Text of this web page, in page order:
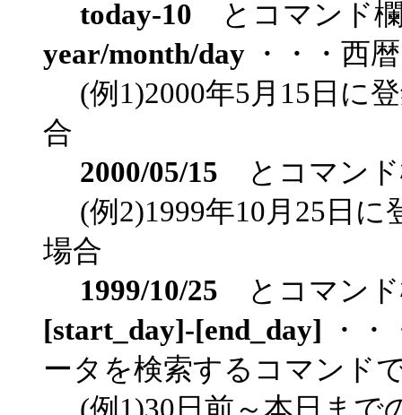
today-10 とコマンド
year/month/day ・・・西
(例1)2000年5月15日に
合
2000/05/15 とコマンド
(例2)1999年10月25日に
場合
1999/10/25 とコマンド
[start_day]-[end_day] ・
ータを検索するコマンド